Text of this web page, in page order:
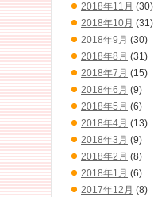
2018年11月 (30)
2018年10月 (31)
2018年9月 (30)
2018年8月 (31)
2018年7月 (15)
2018年6月 (9)
2018年5月 (6)
2018年4月 (13)
2018年3月 (9)
2018年2月 (8)
2018年1月 (6)
2017年12月 (8)